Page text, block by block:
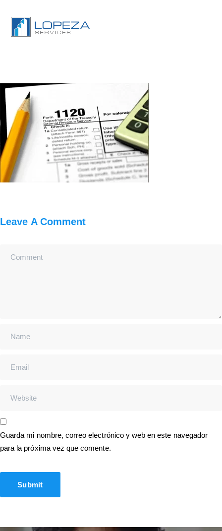
Leave A Comment
Guarda mi nombre, correo electrónico y web en este navegador
para la próxima vez que comente.